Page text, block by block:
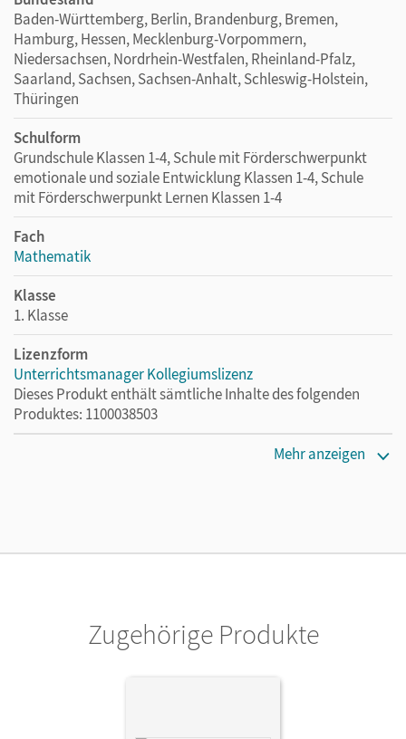
Förder-Kopiervorlagen inklusive Lösungen
Lernzielkontrollen inklusive Lösungen
Lösungen zum Schulbuch, "Das-kann-ich-schon"-Heft,
Arbeits-, Förder-, Forder- und Übungsheft
Erklärfilme zum Schulbuch, digitale
Handlungsmaterialien (Ziffernschreibkurs,
Zwanzigerfeld, Uhr)
Kopiervorlagen für Lehrkräfte
Lernstandserhebungen Teil 1 und 2
Interaktive Übungen
Strategiekarten
Nutzen Sie den Unterrichtsmanager auf lernen.cornelsen.de
oder über die Cornelsen Lernen App.
Baden-Württemberg, Berlin, Brandenburg, Bremen,
Hamburg, Hessen, Mecklenburg-Vorpommern,
Niedersachsen, Nordrhein-Westfalen, Rheinland-Pfalz,
Saarland, Sachsen, Sachsen-Anhalt, Schleswig-Holstein,
Thüringen
Schulform
Grundschule Klassen 1-4, Schule mit Förderschwerpunkt
emotionale und soziale Entwicklung Klassen 1-4, Schule
mit Förderschwerpunkt Lernen Klassen 1-4
Fach
Mathematik
Klasse
1. Klasse
Lizenzform
Unterrichtsmanager Kollegiumslizenz
Dieses Produkt enthält sämtliche Inhalte des folgenden
Produktes: 1100038503
Unterrichtsmanagers solange das Lehrwerk erhältlich ist.
Mehr anzeigen
Zugehörige Produkte